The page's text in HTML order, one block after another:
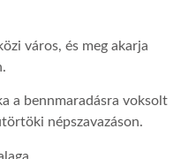
város, és meg akarja
a bennmaradásra voksolt
népszavazáson.